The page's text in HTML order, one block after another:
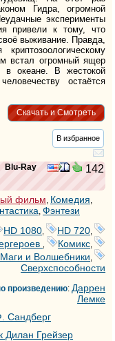
Гидра, огромной
эксперименты
привели к тому, что
выживание. Правда,
встал огромный ящер
в океане. В жестокой
остаётся
Скачать и Смотреть
В избранное
Blu-Ray 142
фильм Комедия
Фэнтези
HD 1080 HD 720
Комикс
Маги и Волшебники
Сверхспособности
произведению: Даррен
Лемке
Сандберг
Дилан Грейзер